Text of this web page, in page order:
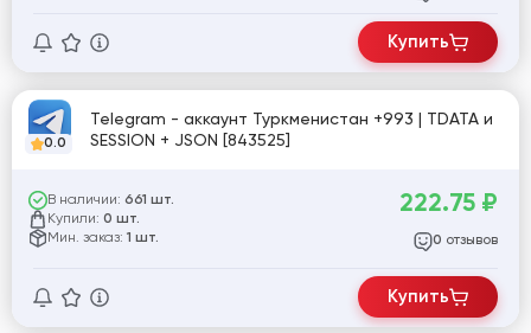
Купить
0.0
Telegram - аккаунт Туркменистан +993 | TDATA и
SESSION + JSON [843525]
В наличии: 661 шт.
Купили: 0 шт.
Мин. заказ: 1 шт.
222.75 ₽
0 отзывов
Купить